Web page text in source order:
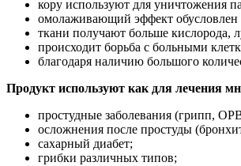
кору используют для уничтожения
омолаживающий эффект обусловлен
ткани получают больше кислорода,
происходит борьба с больными
благодаря наличию большого
Продукт используют как для лечения
простудные заболевания (грипп,
осложнения после простуды
сахарный диабет;
грибки различных типов;